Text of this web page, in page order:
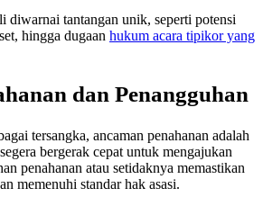
diwarnai tantangan unik, seperti potensi
hingga dugaan hukum acara tipikor yang
dan Penangguhan
tersangka, ancaman penahanan adalah
bergerak cepat untuk mengajukan
penahanan atau setidaknya memastikan
memenuhi standar hak asasi.